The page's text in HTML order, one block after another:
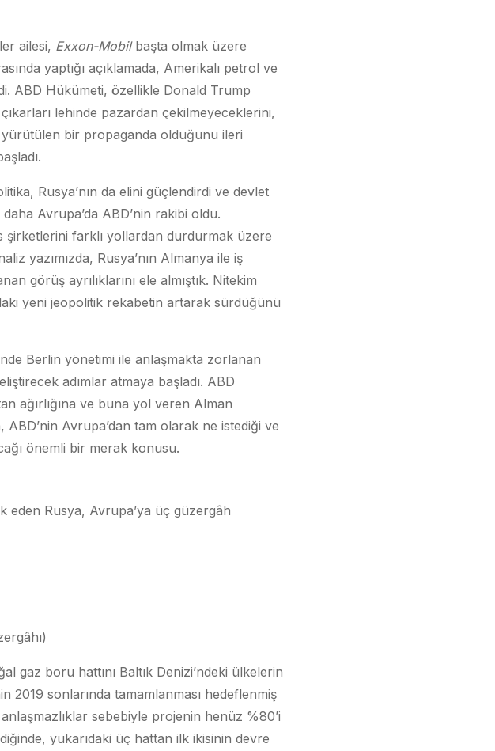
ailesi, Exxon-Mobilbaşta olmak üzere
yaptığı açıklamada, Amerikalı petrol ve
ABD Hükümeti, özellikle Donald Trump
lehinde pazardan çekilmeyeceklerini,
yürütülen bir propaganda olduğunu ileri
Rusya’nın da elini güçlendirdi ve devlet
Avrupa’da ABD’nin rakibi oldu.
şirketlerini farklı yollardan durdurmak üzere
yazımızda, Rusya’nın Almanya ile iş
görüş ayrılıklarını ele almıştık. Nitekim
yeni jeopolitik rekabetin artarak sürdüğünü
Berlin yönetimi ile anlaşmakta zorlanan
adımlar atmaya başladı. ABD
ağırlığına ve buna yol veren Alman
ABD’nin Avrupa’dan tam olarak ne istediği ve
önemli bir merak konusu.
eden Rusya, Avrupa’ya üç güzergâh
gaz boru hattını Baltık Denizi’ndeki ülkelerin
2019 sonlarında tamamlanması hedeflenmiş
sebebiyle projenin henüz %80’i
yukarıdaki üç hattan ilk ikisinin devre